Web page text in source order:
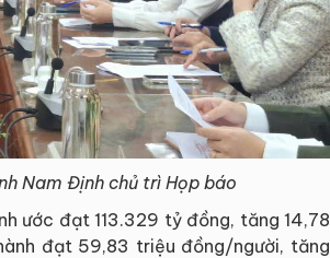
Nam Định chủ trì Họp báo
ước đạt 113.329 tỷ đồng, tăng 14,78
đạt 59,83 triệu đồng/người, tăng